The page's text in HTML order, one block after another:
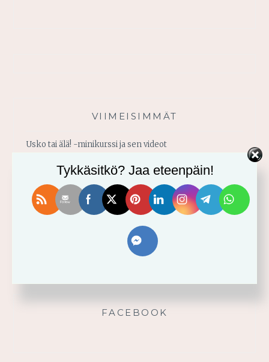
VIIMEISIMMÄT
Usko tai älä! -minikurssi ja sen videot
Vahvistu armosta!
Älä yritä omin voimin
FACEBOOK
Tykkäsitkö? Jaa eteenpäin!